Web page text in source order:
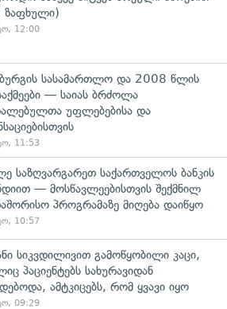
ზაფხული)
12:00
სასამართლო და 2008 წლის
— საიას ბრძოლა
უფლებებისა და
11:53
საზღვარგარეთ საქართველოს ბანკის
— მოსწავლეებისთვის შექმნილ
პროგრამაზე მიღება დაიწყო
10:57
სიკვდილივით გამოწყობილი კაცი,
პაციენტებს სახურავიდან
ამტკიცებს, რომ ყვავი იყო
09:29